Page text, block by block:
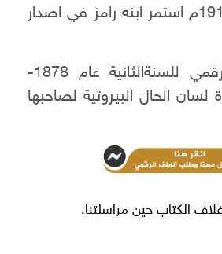
بعد وفاته عام 1915م استمر ابنه رامز في اصدار
لطلب المجلد الرقمي للسنةالثانية عام 1878-
لسان الحال البيروتية لصاحبها
الكتاب حين مراسلتنا.